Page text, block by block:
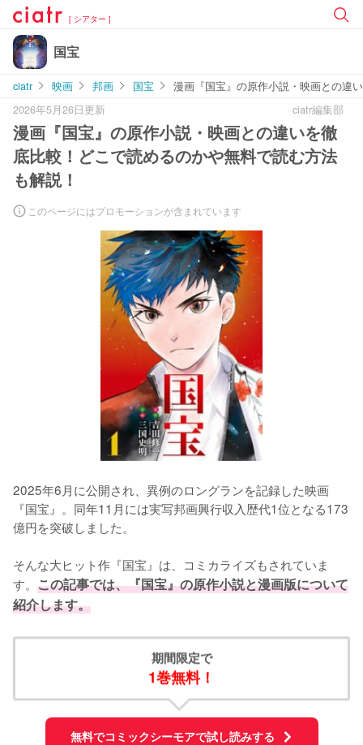
[ シアター ]
国宝
ciatr 映画 邦画 国宝
漫画『国宝』の原作小説・映画との違
2026年5月26日更新
ciatr編集部
漫画『国宝』の原作小説・映画との違いを徹
底比較！どこで読めるのかや無料で読む方法
も解説！
このページにはプロモーションが含まれています
2025年6月に公開され、異例のロングランを記録した映画
『国宝』。同年11月には実写邦画興行収入歴代1位となる173
億円を突破しました。
そんな大ヒット作『国宝』は、コミカライズもされていま
す。 この記事では、『国宝』の原作小説と漫画版について
紹介します。
期間限定で
1巻無料！
無料でコミックシーモアで試し読みする